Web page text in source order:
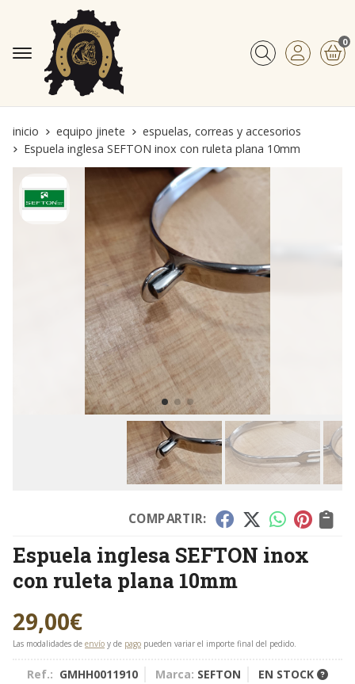
Buscar
0
inicio equipo jinete
espuelas, correas y accesorios
Espuela inglesa SEFTON inox con ruleta plana 10mm
COMPARTIR:
Espuela inglesa SEFTON inox
con ruleta plana 10mm
29,00€
Las modalidades de envío y de pago pueden variar el importe final del pedido.
Ref.: GMHH0011910 Marca: SEFTON EN STOCK